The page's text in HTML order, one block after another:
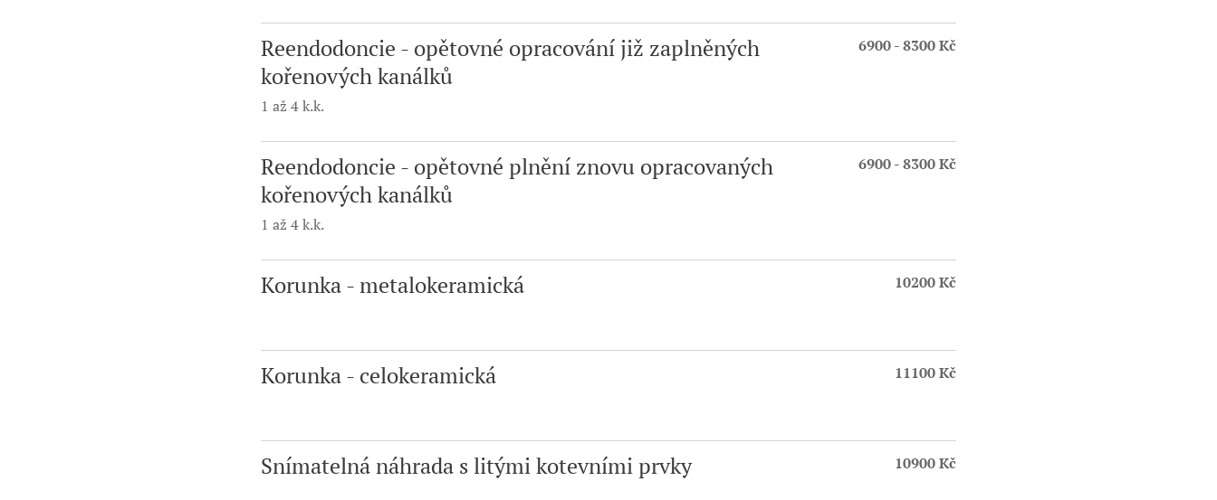
Reendodoncie - opětovné opracování již zaplněných
kořenových kanálků
1 až 4 k.k.
6900 - 8300 Kč
Reendodoncie - opětovné plnění znovu opracovaných
kořenových kanálků
1 až 4 k.k.
6900 - 8300 Kč
Korunka - metalokeramická 10200 Kč
Korunka - celokeramická 11100 Kč
Snímatelná náhrada s litými kotevními prvky 10900 Kč